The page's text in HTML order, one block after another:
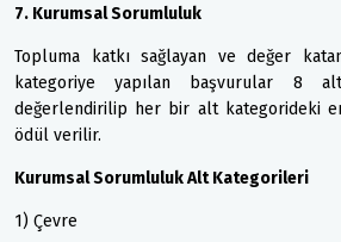
7. Kurumsal Sorumluluk
Topluma katkı sağlayan ve değer
kategoriye yapılan başvurular 8
değerlendirilip her bir alt kategorideki
ödül verilir.
Kurumsal Sorumluluk Alt Kategorileri
1) Çevre